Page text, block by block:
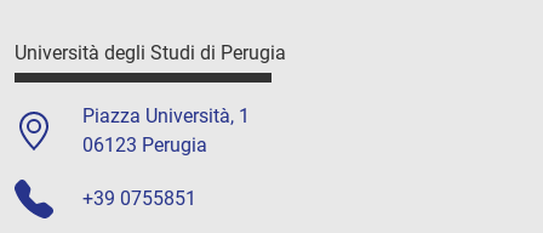
Università degli Studi di Perugia
Piazza Università, 1
06123 Perugia
+39 0755851